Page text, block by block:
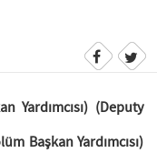
Yardımcısı) (Deputy
Başkan Yardımcısı)